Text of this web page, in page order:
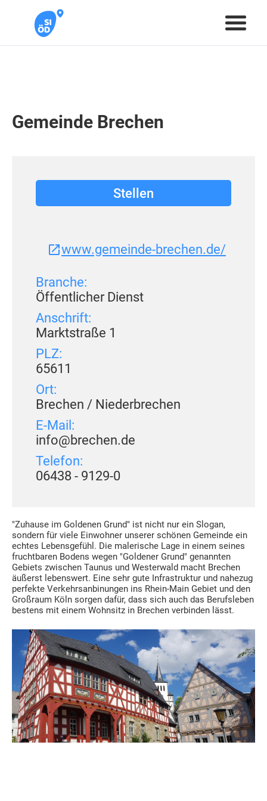
Gemeinde Brechen
"Zuhause im Goldenen Grund" ist nicht nur ein Slogan,
sondern für viele Einwohner unserer schönen Gemeinde ein
echtes Lebensgefühl. Die malerische Lage in einem seines
fruchtbaren Bodens wegen "Goldener Grund" genannten
Gebiets zwischen Taunus und Westerwald macht Brechen
äußerst lebenswert. Eine sehr gute Infrastruktur und nahezug
perfekte Verkehrsanbinungen ins Rhein-Main Gebiet und den
Großraum Köln sorgen dafür, dass sich auch das Berufsleben
bestens mit einem Wohnsitz in Brechen verbinden lässt.
Stellen
www.gemeinde-brechen.de/
Branche:
Öffentlicher Dienst
Anschrift:
Marktstraße 1
PLZ:
65611
Ort:
Brechen / Niederbrechen
E-Mail:
info@brechen.de
Telefon:
06438 - 9129-0